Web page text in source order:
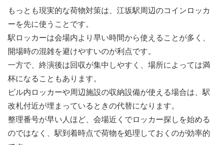
もっとも現実的な荷物対策は、江坂駅周辺のコインロッカ
ーを先に使うことです。
駅ロッカーは会場内より早い時間から使えることが多く、
開場時の混雑を避けやすいのが利点です。
一方で、終演後は回収が集中しやすく、場所によっては満
杯になることもあります。
ビル内ロッカーや周辺施設の収納設備が使える場合は、駅
改札付近が埋まっているときの代替になります。
整理番号が早い人ほど、会場近くでロッカー探しを始める
のではなく、駅到着時点で荷物を処理しておくのが効率的